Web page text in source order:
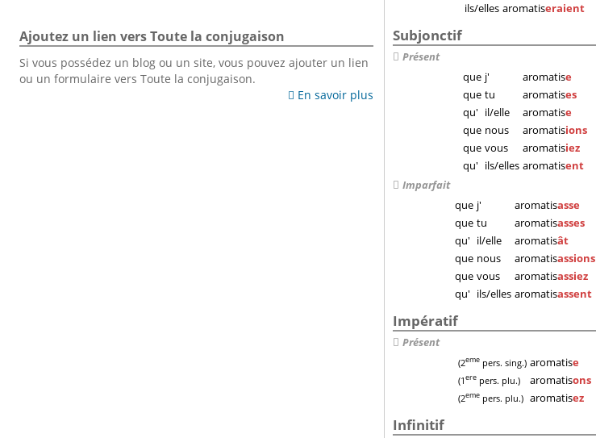
ils/elles aromatiseraient
Subjonctif
Présent
que j' aromatise
que tu aromatises
qu' il/elle aromatise
que nous aromatisions
que vous aromatisiez
qu' ils/elles aromatisent
Imparfait
que j' aromatisasse
que tu aromatisasses
qu' il/elle aromatisât
que nous aromatisassions
que vous aromatisassiez
qu' ils/elles aromatisassent
Impératif
Présent
(2eme pers. sing.) aromatise
(1ere pers. plu.) aromatisons
(2eme pers. plu.) aromatisez
Infinitif
Ajoutez un lien vers Toute la conjugaison
Si vous possédez un blog ou un site, vous pouvez ajouter un lien
ou un formulaire vers Toute la conjugaison.
 En savoir plus